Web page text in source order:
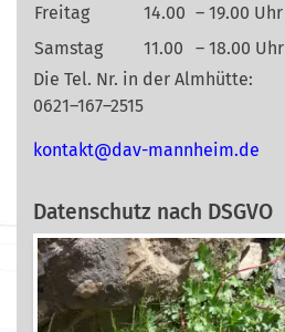
Freitag
14.00 – 19.00 Uhr
Samstag
11.00
– 18.00 Uhr
Die Tel. Nr. in der Almhütte:
0621–167–2515
ed.mi
ehnna
m-vad
@tkat
nok
Datenschutz nach DSGVO